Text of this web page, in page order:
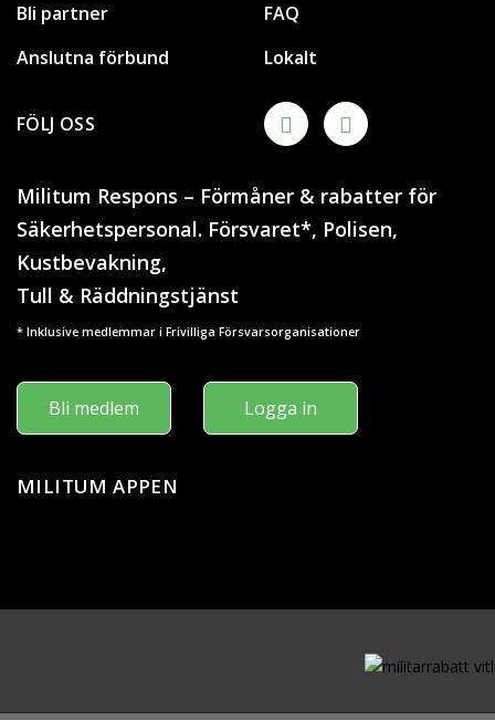
Bli partner
Anslutna förbund
FAQ
Lokalt
FÖLJ OSS
Militum Respons – Förmåner & rabatter för
Säkerhetspersonal. Försvaret*, Polisen,
Kustbevakning,
Tull & Räddningstjänst
* Inklusive medlemmar i Frivilliga Försvarsorganisationer
Bli medlem Logga in
MILITUM APPEN